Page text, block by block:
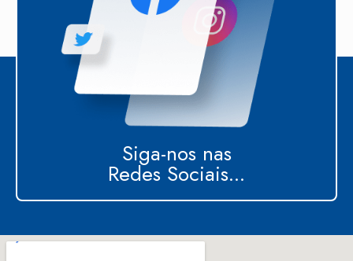
Siga-nos nas
Redes Sociais...